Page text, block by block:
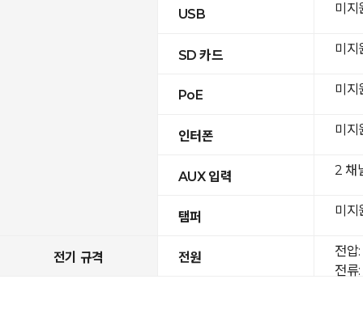
USB
SD 카드
PoE
인터폰
AUX 입력
탬퍼
전기 규격 전원
미지
미지
미지
미지
2 채
미지
전압
전류